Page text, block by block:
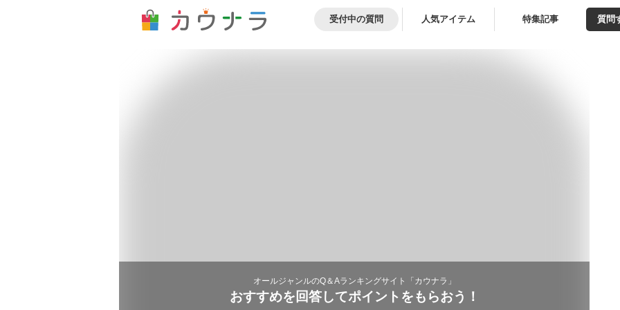
受付中の質問 人気アイテム 特集記事 質問
オールジャンルのQ＆Aランキングサイト「カウナラ」
おすすめを回答してポイントをもらおう！